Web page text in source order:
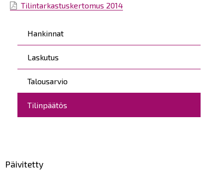
Päävalikko
Hankinnat
Laskutus
Talousarvio
Tilinpäätös
Tilintarkastuskertomus 2014
Päivitetty